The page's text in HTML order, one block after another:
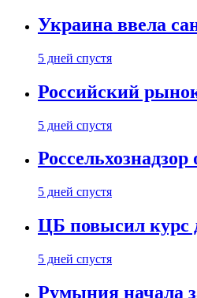
Украина ввела
5 дней спустя
Российский
5 дней спустя
5 дней спустя
ЦБ повысил курс
5 дней спустя
Румыния начала